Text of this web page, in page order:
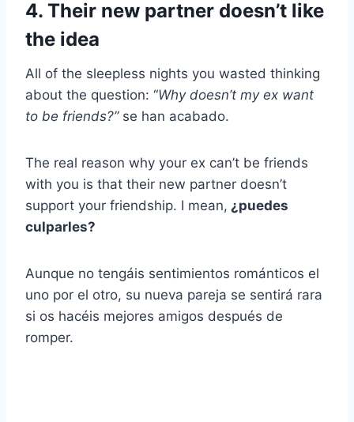
4. Their new partner doesn’t like
the idea
All of the sleepless nights you wasted thinking
about the question: “Why doesn’t my ex want
to be friends?”se han acabado.
The real reason why your ex can’t be friends
with you is that their new partner doesn’t
support your friendship. I mean, ¿puedes
culparles?
Aunque no tengáis sentimientos románticos el
uno por el otro, su nueva pareja se sentirá rara
si os hacéis mejores amigos después de
romper.